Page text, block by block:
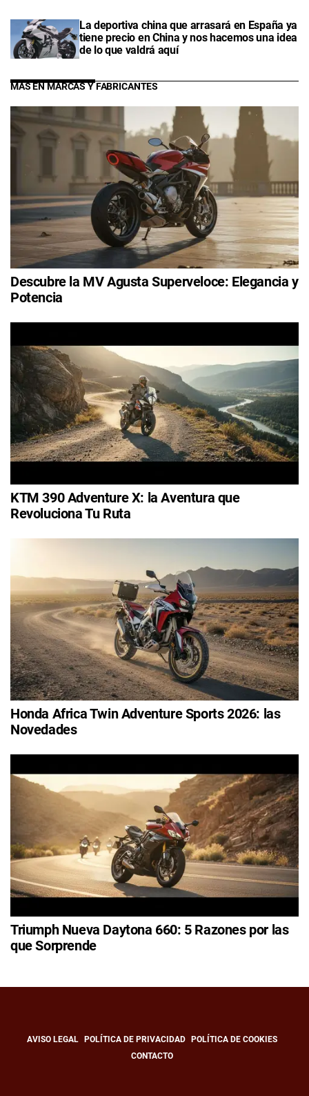
La deportiva china que arrasará en España ya
tiene precio en China y nos hacemos una idea
de lo que valdrá aquí
MÁS EN MARCAS Y FABRICANTES
Descubre la MV Agusta Superveloce: Elegancia y
Potencia
KTM 390 Adventure X: la Aventura que
Revoluciona Tu Ruta
Honda Africa Twin Adventure Sports 2026: las
Novedades
Triumph Nueva Daytona 660: 5 Razones por las
que Sorprende
AVISO LEGAL POLÍTICA DE PRIVACIDAD
POLÍTICA DE COOKIES
CONTACTO